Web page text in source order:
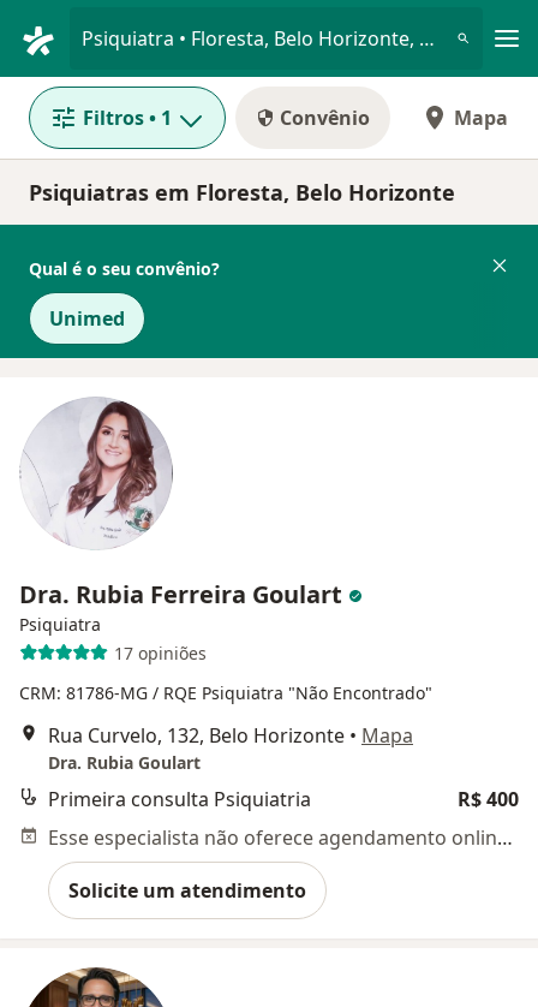
Psiquiatra • Floresta, Belo Horizonte, Minas Gerais MG
Filtros• 1 Convênio Mapa
Psiquiatras em Floresta, Belo Horizonte
Qual é o seu convênio?
Unimed
Dra. Rubia Ferreira Goulart
Psiquiatra
17 opiniões
CRM: 81786-MG / RQE Psiquiatra "Não Encontrado"
Rua Curvelo, 132, Belo Horizonte • Mapa
Dra. Rubia Goulart
Primeira consulta Psiquiatria
R$ 400
Esse especialista não oferece agendamento online para esse endereço.
Solicite um atendimento